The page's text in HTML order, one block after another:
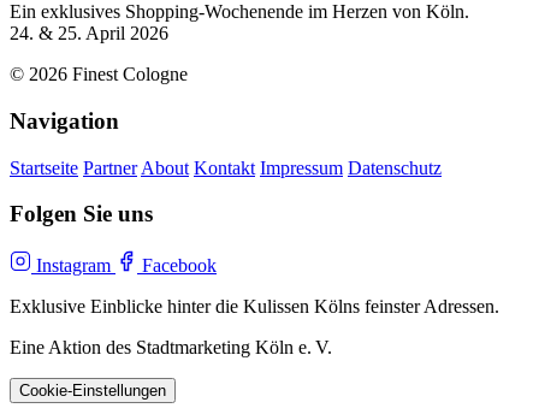
Ein exklusives Shopping-Wochenende im Herzen von Köln.
24. & 25. April 2026
© 2026 Finest Cologne
Navigation
Startseite Partner About Kontakt Impressum Datenschutz
Folgen Sie uns
Instagram
Facebook
Exklusive Einblicke hinter die Kulissen Kölns feinster Adressen.
Eine Aktion des Stadtmarketing Köln e. V.
Cookie-Einstellungen